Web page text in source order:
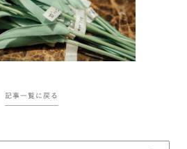
記事一覧に戻る